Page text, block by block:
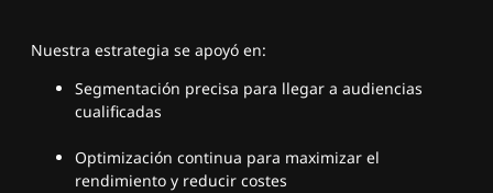
Nuestra estrategia se apoyó en:
Segmentación precisa para llegar a audiencias
cualificadas
Optimización continua para maximizar el
rendimiento y reducir costes